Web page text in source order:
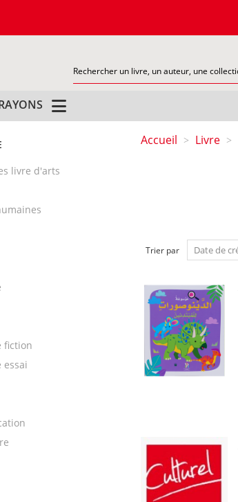
livre d'arts
fiction
essai
Accueil > Livre >
Trier par